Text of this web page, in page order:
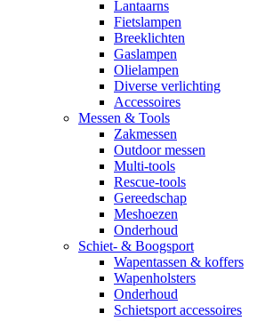
Lantaarns
Fietslampen
Breeklichten
Gaslampen
Olielampen
Diverse verlichting
Accessoires
Messen & Tools
Zakmessen
Outdoor messen
Multi-tools
Rescue-tools
Gereedschap
Meshoezen
Onderhoud
Schiet- & Boogsport
Wapentassen & koffers
Wapenholsters
Onderhoud
Schietsport accessoires